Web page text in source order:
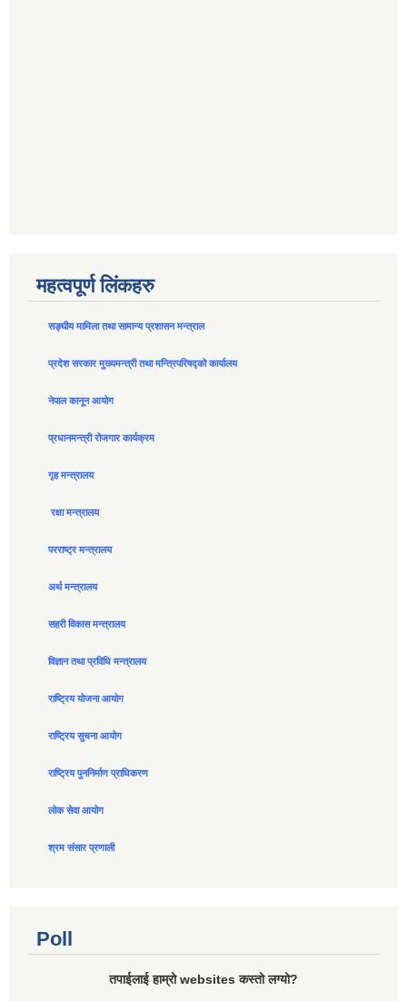
महत्वपूर्ण लिंकहरु
सङ्घीय मामिला तथा सामान्य प्रशासन मन्त्राल
प्रदेश सरकार मुख्यमन्त्री तथा मन्त्रिपरिषद्को कार्यालय
नेपाल कानून आयोग
प्रधानमन्त्री रोजगार कार्यक्रम
गृह मन्त्रालय
रक्षा मन्त्रालय
परराष्ट्र मन्त्रालय
अर्थ मन्त्रालय
सहरी विकास मन्त्रालय
विज्ञान तथा प्रविधि मन्त्रालय
राष्ट्रिय योजना आयोग
राष्ट्रिय सुचना आयोग
राष्ट्रिय पुननिर्माण प्राधिकरण
लोक सेवा आयोग
श्रम संसार प्रणाली
Poll
तपाईलाई हाम्रो websites कस्तो लग्यो?